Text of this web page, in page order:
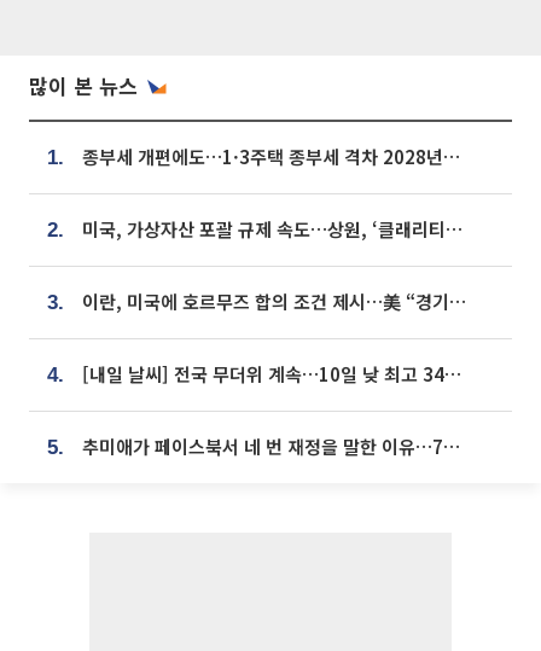
많이 본 뉴스
1. 종부세 개편에도…1·3주택 종부세 격차 2028년부터 확대
2. 미국, 가상자산 포괄 규제 속도…상원, ‘클래리티법’ 9월 절차투표 추진
3. 이란, 미국에 호르무즈 합의 조건 제시…美 “경기 아직 안 끝나” [종합]
4. [내일 날씨] 전국 무더위 계속…10일 낮 최고 34도 육박
5. 추미애가 페이스북서 네 번 재정을 말한 이유…7700억 추경 열쇠는 도의회에